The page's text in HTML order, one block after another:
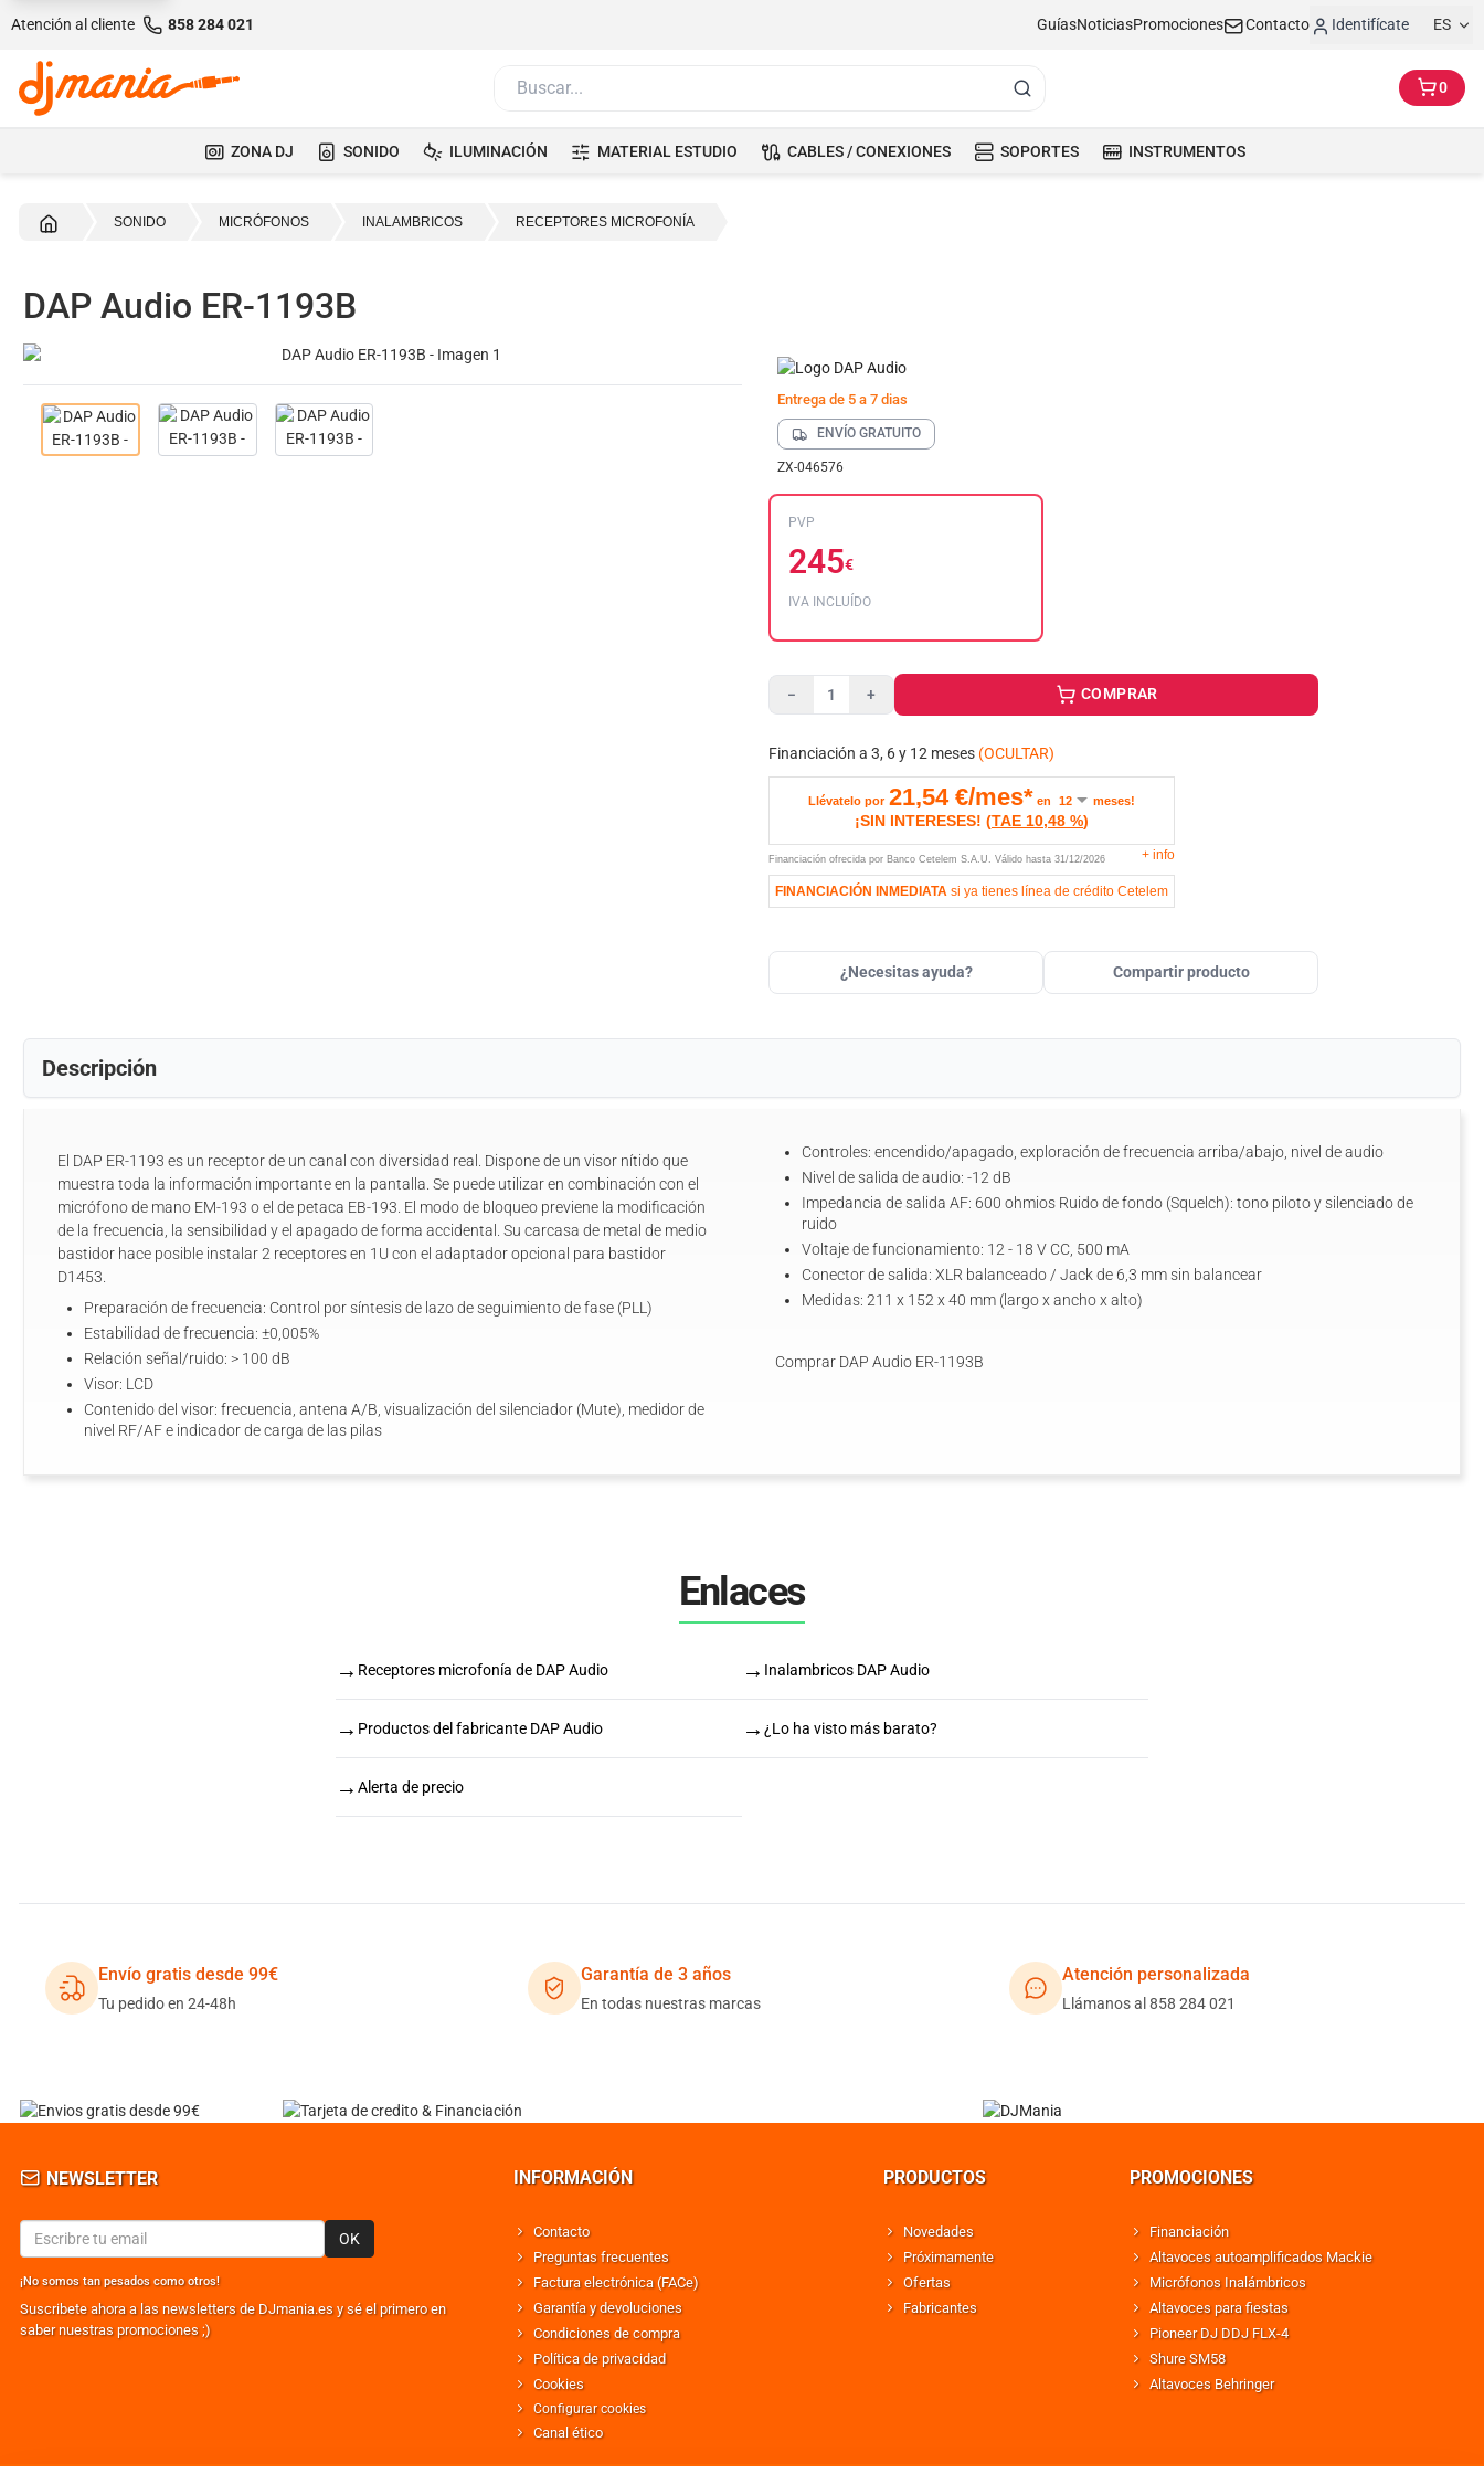
Atención al cliente 858 284 021 GuíasNoticiasPromociones Contacto Identifícate ES
0
ZONA DJ SONIDO ILUMINACIÓN MATERIAL ESTUDIO CABLES / CONEXIONES SOPORTES INSTRUMENTOS
SONIDO MICRÓFONOS INALAMBRICOS RECEPTORES MICROFONÍA
DAP Audio ER-1193B
Entrega de 5 a 7 dias
ENVÍO GRATUITO
ZX-046576
PVP
245€
IVA INCLUÍDO
− + COMPRAR
Financiación a 3, 6 y 12 meses (OCULTAR)
Llévatelo por 21,54€/mes* en meses!
¡SIN INTERESES! (TAE 10,48 %)
Financiación ofrecida por Banco Cetelem S.A.U. Válido hasta 31/12/2026 + info
FINANCIACIÓN INMEDIATA si ya tienes línea de crédito Cetelem
¿Necesitas ayuda? Compartir producto
Descripción
El DAP ER-1193 es un receptor de un canal con diversidad real. Dispone de un visor nítido que
muestra toda la información importante en la pantalla. Se puede utilizar en combinación con el
micrófono de mano EM-193 o el de petaca EB-193. El modo de bloqueo previene la modificación
de la frecuencia, la sensibilidad y el apagado de forma accidental. Su carcasa de metal de medio
bastidor hace posible instalar 2 receptores en 1U con el adaptador opcional para bastidor
D1453.
Preparación de frecuencia: Control por síntesis de lazo de seguimiento de fase (PLL)
Estabilidad de frecuencia: ±0,005%
Relación señal/ruido: > 100 dB
Visor: LCD
Contenido del visor: frecuencia, antena A/B, visualización del silenciador (Mute), medidor de
nivel RF/AF e indicador de carga de las pilas
Controles: encendido/apagado, exploración de frecuencia arriba/abajo, nivel de audio
Nivel de salida de audio: -12 dB
Impedancia de salida AF: 600 ohmios Ruido de fondo (Squelch): tono piloto y silenciado de
ruido
Voltaje de funcionamiento: 12 - 18 V CC, 500 mA
Conector de salida: XLR balanceado / Jack de 6,3 mm sin balancear
Medidas: 211 x 152 x 40 mm (largo x ancho x alto)
Comprar DAP Audio ER-1193B
Enlaces
→ Receptores microfonía de DAP Audio → Inalambricos DAP Audio
→ Productos del fabricante DAP Audio → ¿Lo ha visto más barato?
→ Alerta de precio
Envío gratis desde 99€
Tu pedido en 24-48h
Garantía de 3 años
En todas nuestras marcas
Atención personalizada
Llámanos al 858 284 021
NEWSLETTER
OK
¡No somos tan pesados como otros!
Suscribete ahora a las newsletters de DJmania.es y sé el primero en
saber nuestras promociones ;)
INFORMACIÓN
Contacto
Preguntas frecuentes
Factura electrónica (FACe)
Garantía y devoluciones
Condiciones de compra
Política de privacidad
Cookies
Configurar cookies
Canal ético
PRODUCTOS
Novedades
Próximamente
Ofertas
Fabricantes
PROMOCIONES
Financiación
Altavoces autoamplificados Mackie
Micrófonos Inalámbricos
Altavoces para fiestas
Pioneer DJ DDJ FLX-4
Shure SM58
Altavoces Behringer